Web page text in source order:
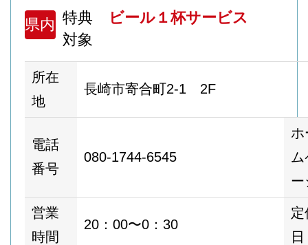
県内 特典
ビール１杯サービス
対象
所在
地
長崎市寄合町2-1 2F
電話
番号
080-1744-6545
ホ
ー
営業
時間
20：00〜0：30
定
日